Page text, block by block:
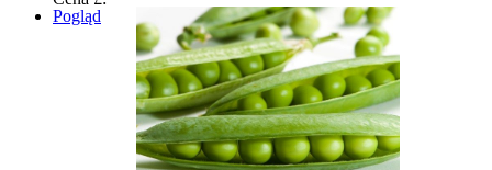
Pogląd